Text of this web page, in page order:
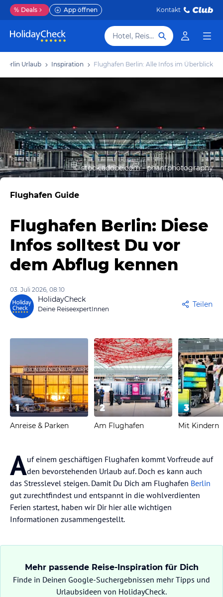
% Deals App öffnen Kontakt
Hotel, Reiseziel
Berlin Urlaub Inspiration Flughafen Berlin: Alle Infos im Überblick
©stock.adobe.com - phanfphotography
Flughafen Guide
Flughafen Berlin: Diese
Infos solltest Du vor
dem Abflug kennen
03. Juli 2026, 08:10
HolidayCheck
Deine ReiseexpertInnen
Teilen
1
Anreise & Parken
2
Am Flughafen
3
Mit Kindern
Auf einem geschäftigen Flughafen kommt Vorfreude auf
den bevorstehenden Urlaub auf. Doch es kann auch
das Stresslevel steigen. Damit Du Dich am Flughafen Berlin
gut zurechtfindest und entspannt in die wohlverdienten
Ferien startest, haben wir Dir hier alle wichtigen
Informationen zusammengestellt.
Mehr passende Reise-Inspiration für Dich
Finde in Deinen Google-Suchergebnissen mehr Tipps und
Urlaubsideen von HolidayCheck.